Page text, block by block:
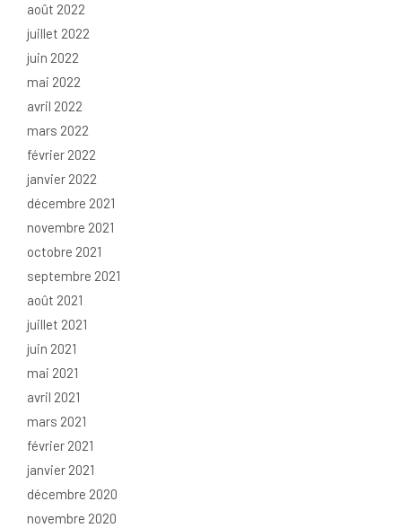
août 2022
juillet 2022
juin 2022
mai 2022
avril 2022
mars 2022
février 2022
janvier 2022
décembre 2021
novembre 2021
octobre 2021
septembre 2021
août 2021
juillet 2021
juin 2021
mai 2021
avril 2021
mars 2021
février 2021
janvier 2021
décembre 2020
novembre 2020